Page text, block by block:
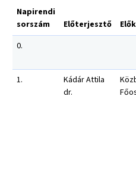
Napirendi
sorszám
Előterjesztő
0.
1.
Kádár Attila
dr.